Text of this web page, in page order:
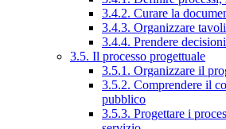
3.4.2. Curare la
3.4.3. Organizzare
3.4.4. Prendere decisioni
3.5. Il processo progettuale
3.5.1. Organizzare il
3.5.2. Comprendere il
pubblico
3.5.3. Progettare i